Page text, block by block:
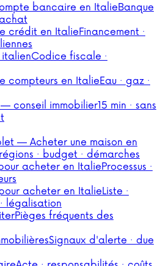
bancaire en ItalieBanque
achat
crédit en ItalieFinancement ·
Codice fiscale ·
compteurs en ItalieEau · gaz ·
conseil immobilier15 min · sans
— Acheter une maison en
· budget · démarches
acheter en ItalieProcessus ·
acheter en ItalieListe ·
légalisation
Pièges fréquents des
Signaux d'alerte · due